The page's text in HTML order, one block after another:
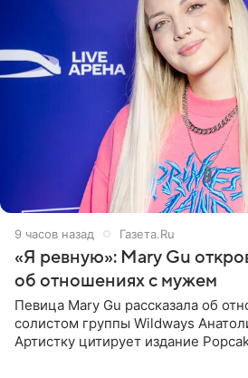
9 часов назад Газета.Ru
«Я ревную»: Mary Gu
об отношениях с мужем
Певица Mary Gu рассказала об
солистом группы Wildways
Артистку цитирует издание